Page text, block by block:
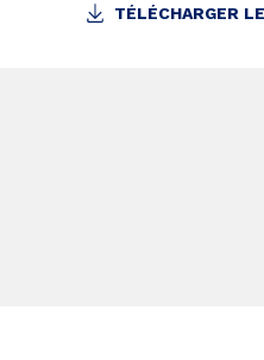
TÉLÉCHARGER